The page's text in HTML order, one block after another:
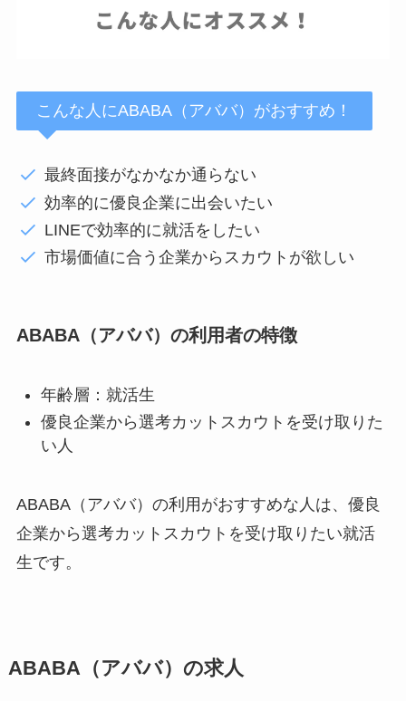
こんな人にABABA（アババ）がおすすめ！
最終面接がなかなか通らない
効率的に優良企業に出会いたい
LINEで効率的に就活をしたい
市場価値に合う企業からスカウトが欲しい
ABABA（アババ）の利用者の特徴
年齢層：就活生
優良企業から選考カットスカウトを受け取りた
い人
ABABA（アババ）の利用がおすすめな人は、優良
企業から選考カットスカウトを受け取りたい就活
生です。
ABABA（アババ）の求人